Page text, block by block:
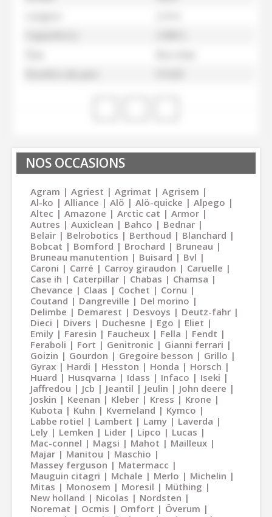
NOS OCCASIONS
Agram Agriest Agrimat
Agrisem
Al-ko
Alliance Alö Alö-quicke
Alpego
Altec
Amazone Arctic cat
Armor
Autres
Auxiclean Bahco
Bednar
Belair
Belrobotics Berthoud
Blanchard
Bobcat
Bomford Brochard
Bruneau
Bruneau manutention
Buisard
Bvl
Caroni
Carré Carroy giraudon
Caruelle
Case ih
Caterpillar Chabas
Chamsa
Chevance
Claas Cochet
Cornu
Coutand
Dangreville
Del morino
Delimbe
Demarest Desvoys
Deutz-fahr
Dieci
Divers Duchesne Ego
Eliet
Emily
Faresin Faucheux Fella
Fendt
Feraboli
Fort Genitronic
Gianni ferrari
Goizin
Gourdon Gregoire besson
Grillo
Gyrax
Hardi Hesston Honda
Horsch
Huard
Husqvarna Idass Infaco
Iseki
Jaffredou
Jcb Jeantil Jeulin
John deere
Joskin
Keenan Kleber Kress
Krone
Kubota
Kuhn Kverneland
Kymco
Labbe rotiel
Lambert Lamy
Laverda
Lely
Lemken Lider Lipco
Lucas
Mac-connel
Magsi Mahot
Mailleux
Majar
Manitou
Maschio
Massey ferguson
Matermacc
Mauguin citagri
Mchale Merlo
Michelin
Mitas
Monosem Moresil
Müthing
New holland
Nicolas
Nordsten
Noremat
Ocmis Omfort
Överum